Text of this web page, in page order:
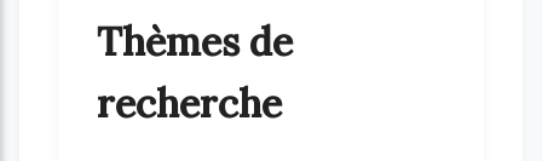
Thèmes de
recherche